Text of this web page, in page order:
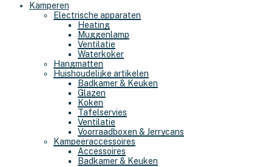
Kamperen
Electrische apparaten
Heating
Muggenlamp
Ventilatie
Waterkoker
Hangmatten
Huishoudelijke artikelen
Badkamer & Keuken
Glazen
Koken
Tafelservies
Ventilatie
Voorraadboxen & Jerrycans
Kampeeraccessoires
Accessoires
Badkamer & Keuken